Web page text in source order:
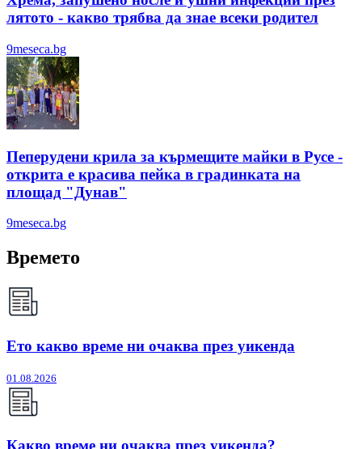
лятотo - какво трябва да знае всеки родител
9meseca.bg
Пеперудени крила за кърмещите майки в Русе -
открита е красива пейка в градинката на
площад "Дунав"
9meseca.bg
Времето
Ето какво време ни очаква през уикенда
01.08.2026
Какво време ни очаква през уикенда?